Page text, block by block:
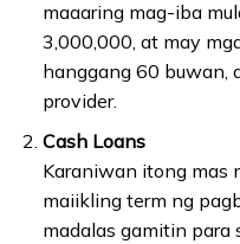
maaaring mag-iba
3,000,000, at may
hanggang 60 buwan,
provider.
Cash Loans
Karaniwan itong mas
maiikling term ng
madalas gamitin para